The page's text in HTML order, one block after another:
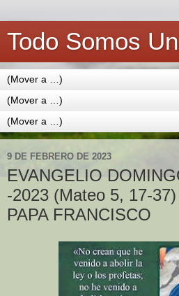
Todo Somos
9 DE FEBRERO DE 2023
EVANGELIO
-2023 (Mateo 5, 17-
PAPA FRANCISCO